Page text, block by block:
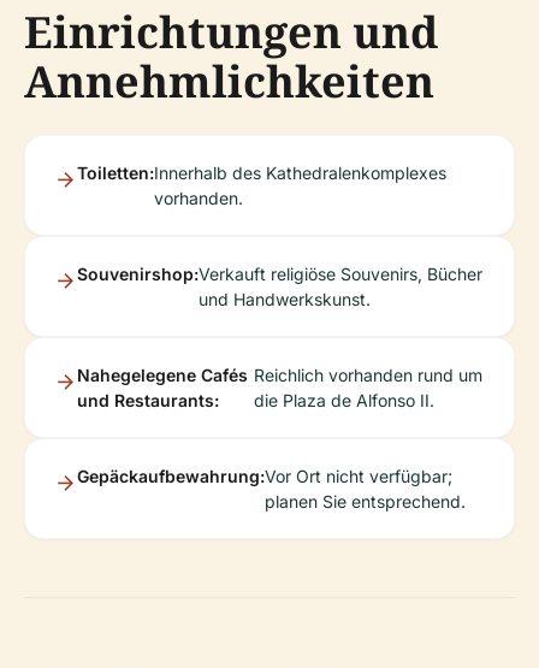
Einrichtungen und
Annehmlichkeiten
Toiletten:Innerhalb des Kathedralenkomplexes
vorhanden.
Souvenirshop:Verkauft religiöse Souvenirs, Bücher
und Handwerkskunst.
Nahegelegene Cafés
und Restaurants:
Reichlich vorhanden rund um
die Plaza de Alfonso II.
Gepäckaufbewahrung:Vor Ort nicht verfügbar;
planen Sie entsprechend.